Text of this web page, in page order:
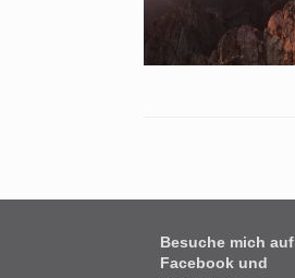
Besuche mich auf
Facebook und